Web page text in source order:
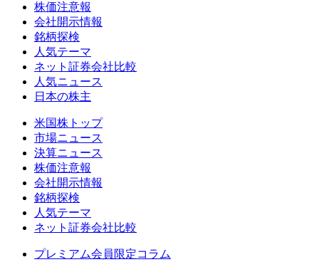
株価注意報
会社開示情報
銘柄探検
人気テーマ
ネット証券会社比較
人気ニュース
日本の株主
米国株トップ
市場ニュース
決算ニュース
株価注意報
会社開示情報
銘柄探検
人気テーマ
ネット証券会社比較
プレミアム会員限定コラム